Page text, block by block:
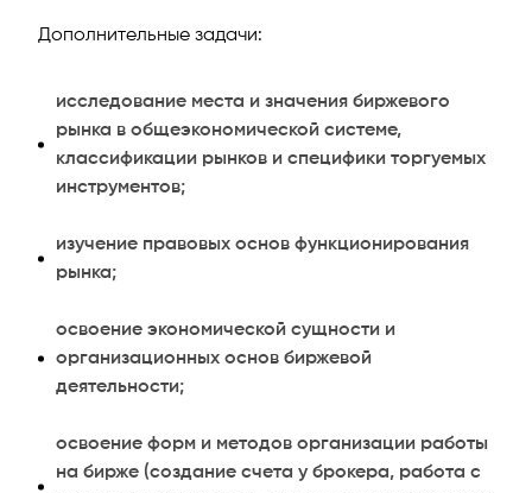
Дополнительные задачи:
исследование места и значения биржевого
рынка в общеэкономической системе,
классификации рынков и специфики торгуемых
инструментов;
изучение правовых основ функционирования
рынка;
освоение экономической сущности и
организационных основ биржевой
деятельности;
освоение форм и методов организации работы
на бирже (создание счета у брокера, работа с